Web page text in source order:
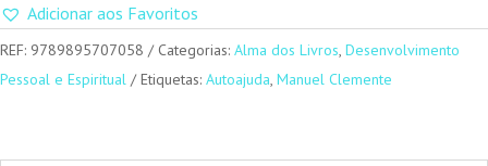
Adicionar aos Favoritos
REF: 9789895707058 Categorias: Alma dos Livros, Desenvolvimento
Pessoal e Espiritual
Etiquetas: Autoajuda, Manuel Clemente